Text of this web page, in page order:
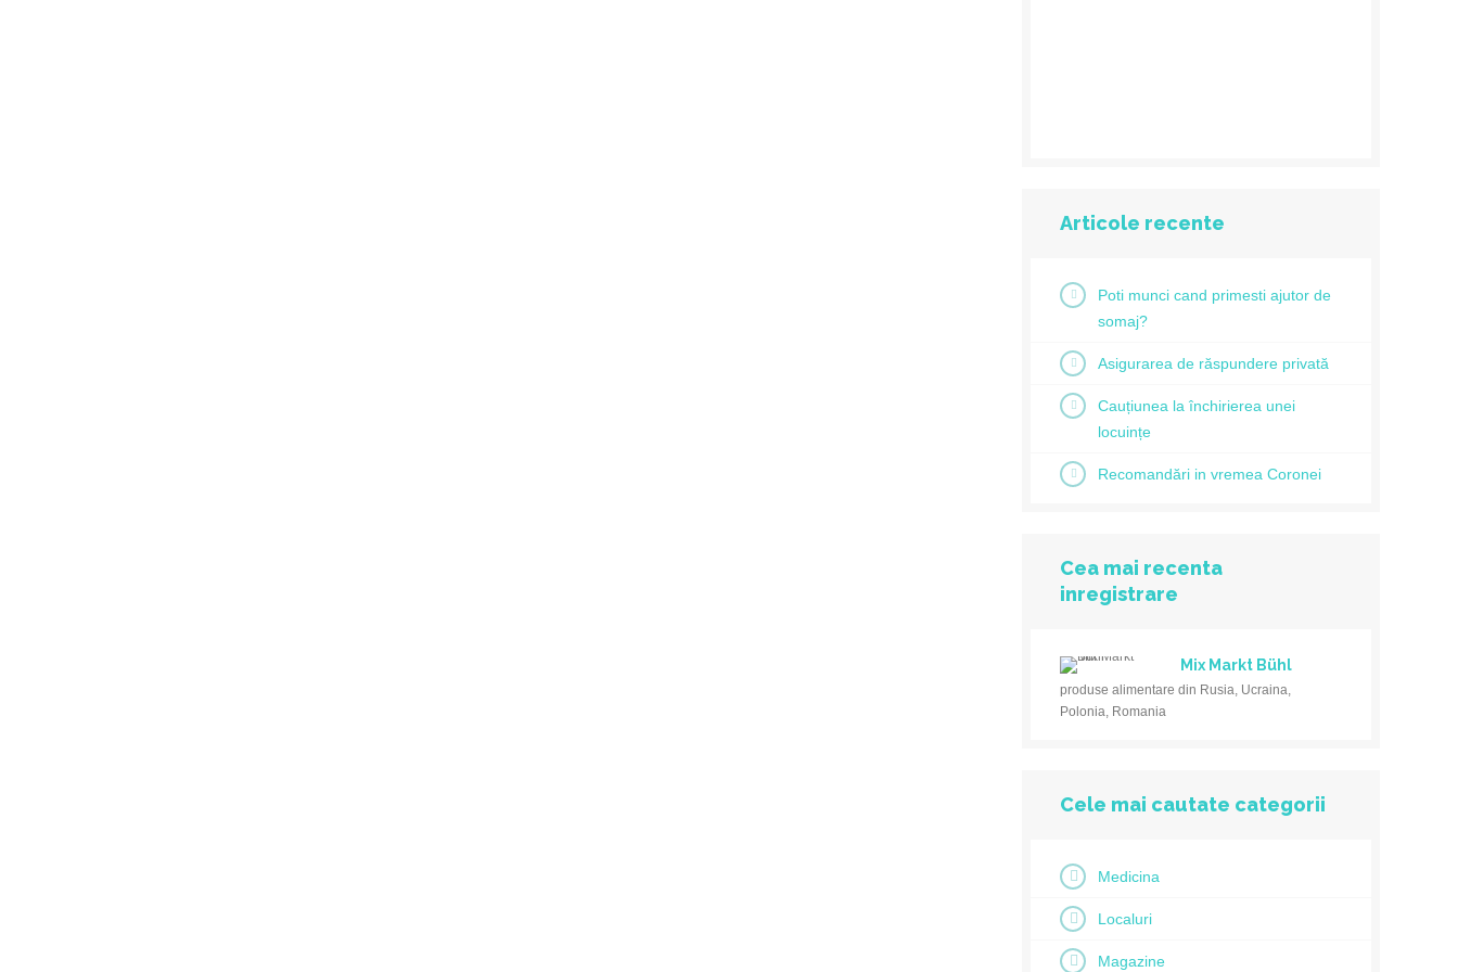
Articole recente
Poti munci cand primesti ajutor de
somaj?
Asigurarea de răspundere privată
Cauțiunea la închirierea unei
locuințe
Recomandări in vremea Coronei
Cea mai recenta
inregistrare
Mix Markt Bühl
produse alimentare din Rusia, Ucraina,
Polonia, Romania
Cele mai cautate categorii
Medicina
Localuri
Magazine